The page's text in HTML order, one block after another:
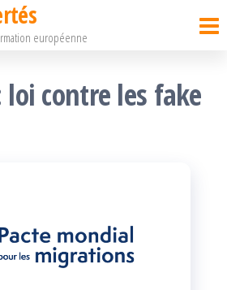
européenne
loi contre les fake